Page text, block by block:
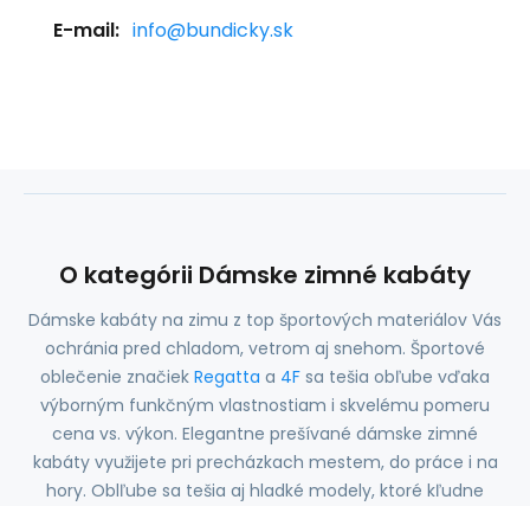
E-mail: info@bundicky.sk
O kategórii Dámske zimné kabáty
Dámske kabáty na zimu z top športových materiálov Vás
ochránia pred chladom, vetrom aj snehom. Športové
oblečenie značiek Regatta a 4F sa tešia obľube vďaka
výborným funkčným vlastnostiam i skvelému pomeru
cena vs. výkon. Elegantne prešívané dámske zimné
kabáty využijete pri precházkach mestem, do práce i na
hory. Oblľube sa tešia aj hladké modely, ktoré kľudne